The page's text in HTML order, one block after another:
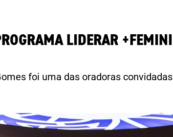
LIDERAR
foi uma das oradoras convidadas